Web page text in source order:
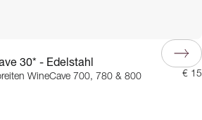
30* - Edelstahl
WineCave 700, 780 & 800
€ 15